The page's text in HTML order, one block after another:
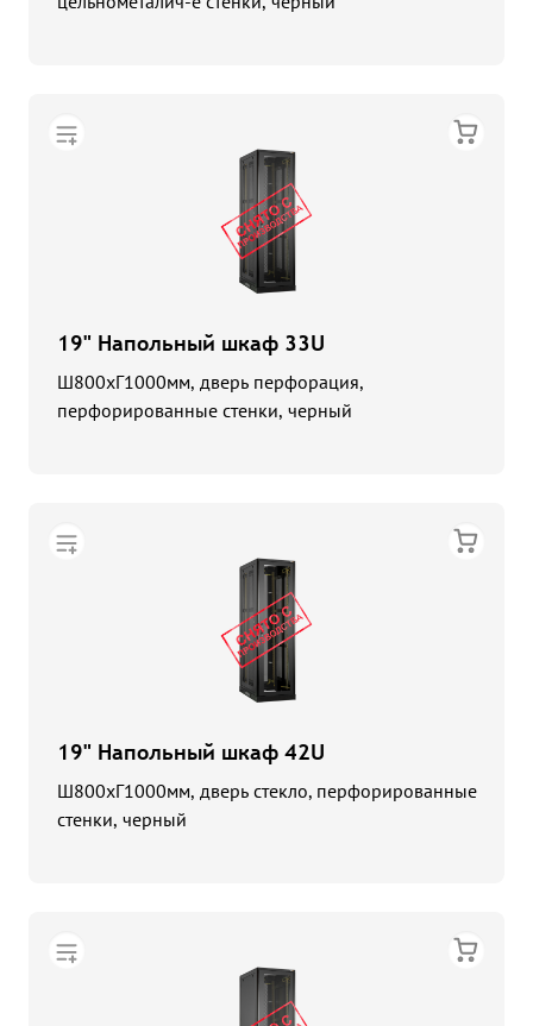
19" Напольный шкаф 33U
Ш800хГ1000мм, дверь перфорация,
перфорированные стенки, черный
19" Напольный шкаф 42U
Ш800хГ1000мм, дверь стекло, перфорированные
стенки, черный